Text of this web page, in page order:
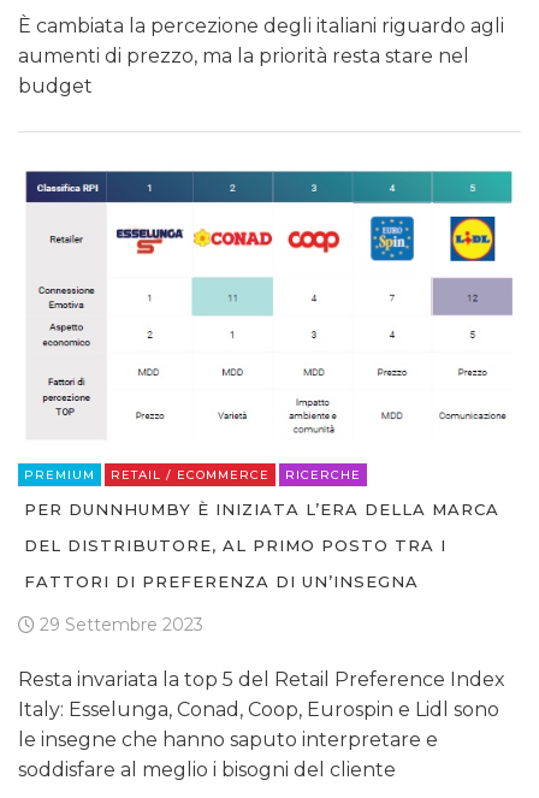
È cambiata la percezione degli italiani riguardo agli
aumenti di prezzo, ma la priorità resta stare nel
budget
PREMIUM RETAIL / ECOMMERCE RICERCHE
PER DUNNHUMBY È INIZIATA L’ERA DELLA MARCA
DEL DISTRIBUTORE, AL PRIMO POSTO TRA I
FATTORI DI PREFERENZA DI UN’INSEGNA
29 Settembre 2023
Resta invariata la top 5 del Retail Preference Index
Italy: Esselunga, Conad, Coop, Eurospin e Lidl sono
le insegne che hanno saputo interpretare e
soddisfare al meglio i bisogni del cliente